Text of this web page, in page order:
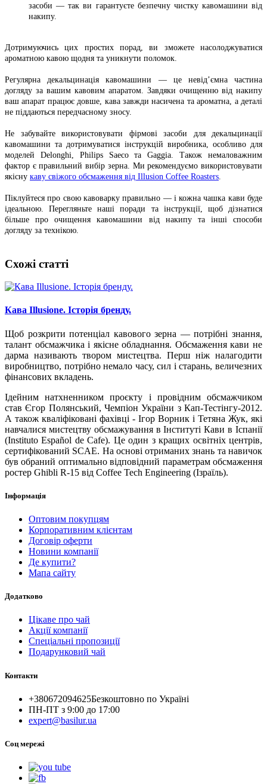
засоби — так ви гарантуєте безпечну чистку кавомашини від
накипу.
Дотримуючись цих простих порад, ви зможете насолоджуватися
ароматною кавою щодня та уникнути поломок.
Регулярна декальцинація кавомашини — це невід’ємна частина
догляду за вашим кавовим апаратом. Завдяки очищенню від накипу
ваш апарат працює довше, кава завжди насичена та ароматна, а деталі
не піддаються передчасному зносу.
Не забувайте використовувати фірмові засоби для декальцинації
кавомашини та дотримуватися інструкцій виробника, особливо для
моделей Delonghi, Philips Saeco та Gaggia. Також немаловажним
фактор є правильний вибір зерна. Ми рекомендуємо використовувати
якісну каву свіжого обсмаження від Illusion Coffee Roasters
Піклуйтеся про свою кавоварку правильно — і кожна чашка кави буде
ідеальною. Перегляньте наші поради та інструкції, щоб дізнатися
більше про очищення кавомашини від накипу та інші способи
догляду за технікою.
Схожі статті
Кава Illusione. Історія бренду.
Щоб розкрити потенціал кавового зерна — потрібні знання,
талант обсмажчика і якісне обладнання. Обсмаження кави не
дарма називають твором мистецтва. Перш ніж налагодити
виробництво, потрібно немало часу, сил і старань, величезних
фінансових вкладень.
Ідейним натхненником проєкту і провідним обсмажчиком
став Єгор Полянський, Чемпіон України з Кап-Тестінгу-2012.
А також кваліфіковані фахівці - Ігор Ворник і Тетяна Жук, які
навчалися мистецтву обсмажування в Інституті Кави в Іспанії
(Instituto Español de Cafe). Це один з кращих освітніх центрів,
сертифікований SCAE. На основі отриманих знань та навичок
був обраний оптимально відповідний параметрам обсмаження
ростер Ghibli R-15 від Сoffee Tech Еngineering (Ізраїль).
Інформація
Оптовим покупцям
Корпоративним клієнтам
Договір оферти
Новини компанії
Де купити?
Мапа сайту
Додатково
Цікаве про чай
Акції компанії
Спеціальні пропозиції
Подарунковий чай
Контакти
+380672094625Безкоштовно по Україні
ПН-ПТ з 9:00 до 17:00
expert@basilur.ua
Cоц мережі